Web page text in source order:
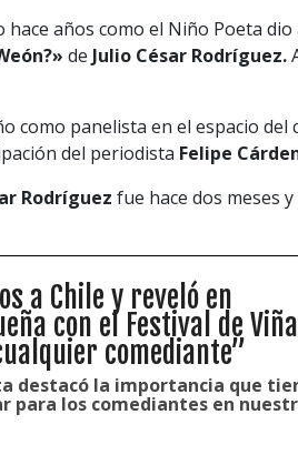
hace años como el Niño Poeta dio
de Julio César Rodríguez.
como panelista en el espacio del
del periodista Felipe
Rodríguez fue hace dos meses y
a Chile y reveló en
con el Festival de
comediante”
destacó la importancia que
para los comediantes en